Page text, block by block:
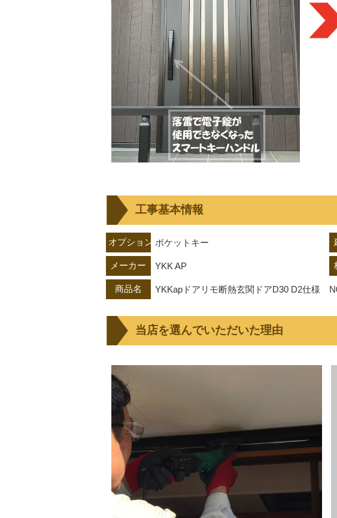
工事基本情報
オプション（鍵）ポケットキー
メーカー YKK AP
商品名 YKKapドアリモ断熱玄関ドアD30 D2仕様　
当店を選んでいただいた理由